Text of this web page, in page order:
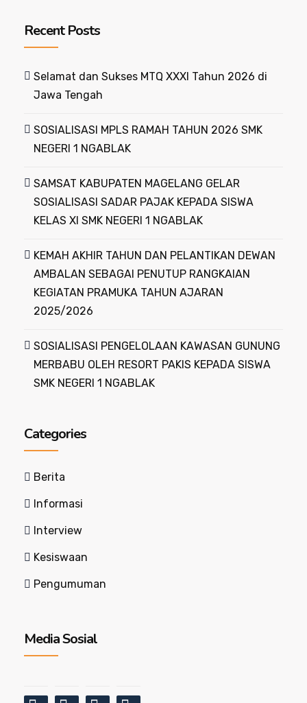
Recent Posts
Selamat dan Sukses MTQ XXXI Tahun 2026 di
Jawa Tengah
SOSIALISASI MPLS RAMAH TAHUN 2026 SMK
NEGERI 1 NGABLAK
SAMSAT KABUPATEN MAGELANG GELAR
SOSIALISASI SADAR PAJAK KEPADA SISWA
KELAS XI SMK NEGERI 1 NGABLAK
KEMAH AKHIR TAHUN DAN PELANTIKAN DEWAN
AMBALAN SEBAGAI PENUTUP RANGKAIAN
KEGIATAN PRAMUKA TAHUN AJARAN
2025/2026
SOSIALISASI PENGELOLAAN KAWASAN GUNUNG
MERBABU OLEH RESORT PAKIS KEPADA SISWA
SMK NEGERI 1 NGABLAK
Categories
Berita
Informasi
Interview
Kesiswaan
Pengumuman
Media Sosial